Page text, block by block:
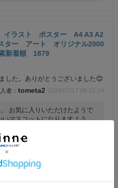
ラスト ポスター A4 A3 A2
ター アート オリジナル2000
新着順 1879
した。ありがとうございました😊
tometa2 2024/07/17 08:22:34
お気に入りいただけたようで
マスコットになりますよう
ー アート オリジナル2000